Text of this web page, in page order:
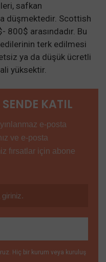
safkan
düşmektedir. Scottish
800$ arasındadır. Bu
terk edilmesi
ya da düşük ücretli
yüksektir.
KATIL
e-posta
ve e-posta
fırsatlar için abone
Hiç bir kurum veya kuruluş